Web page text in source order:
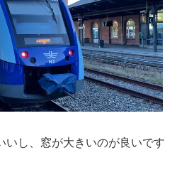
いし、窓が大きいのが良いです